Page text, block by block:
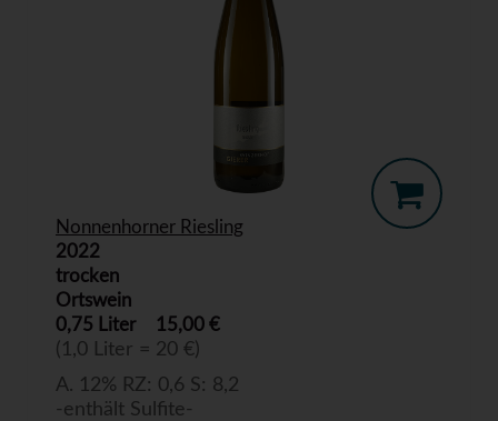
Nonnenhorner Riesling
2022
trocken
Ortswein
0,75 Liter
15,00 €
(1,0 Liter = 20 €)
A. 12% RZ: 0,6 S: 8,2
-enthält Sulfite-